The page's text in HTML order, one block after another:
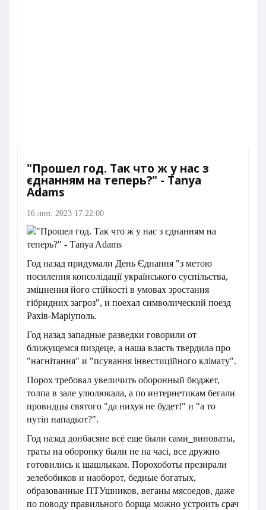
"Прошел год. Так что ж у нас з
єднанням на теперь?" - Тanya
Adams
16 лют. 2023 17:22:00
Год назад придумали День Єднання "з метою
посилення консолідації українського суспільства,
зміцнення його стійкості в умовах зростання
гібридних загроз", и поехал символический поезд
Рахів-Маріуполь.
Год назад западные разведки говорили от
ближущемся пиздеце, а наша власть твердила про
"нагнітання" и "псування інвестиційного клімату".
Порох требовал увеличить оборонный бюджет,
толпа в зале улюлюкала, а по интернетикам бегали
провидцы святого "да нихуя не будет!" и "а то
путін нападьот?".
Год назад донбасяне всё еще были сами_виноваты,
траты на оборонку были не на часі, все дружно
готовились к шашлыкам. Порохоботы презирали
зелебобиков и наоборот, бедные богатых,
образованные ПТУшников, веганы мясоедов, даже
по поводу правильного борща можно устроить срач